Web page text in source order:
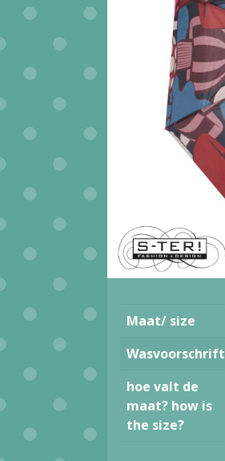
Maat/ size
Wasvoorschrift
hoe valt de
maat? how is
the size?